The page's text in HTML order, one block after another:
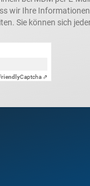
wir Ihre
Sie können sich
Captcha ⇗